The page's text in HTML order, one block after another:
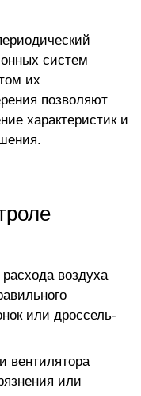
систем
их
позволяют
характеристик и
воздуха
или дроссель-
вентилятора
или